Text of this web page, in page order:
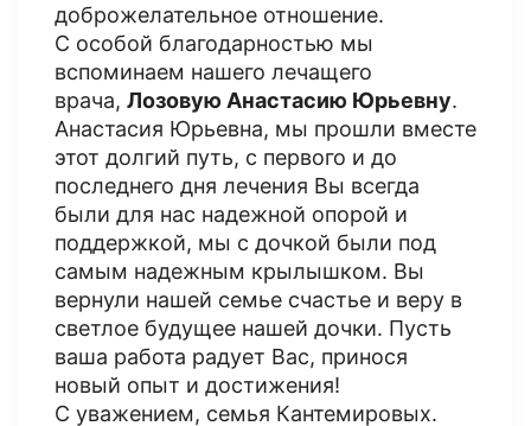
доброжелательное отношение.
С особой благодарностью мы
вспоминаем нашего лечащего
врача, Лозовую Анастасию Юрьевну.
Анастасия Юрьевна, мы прошли вместе
этот долгий путь, с первого и до
последнего дня лечения Вы всегда
были для нас надежной опорой и
поддержкой, мы с дочкой были под
самым надежным крылышком. Вы
вернули нашей семье счастье и веру в
светлое будущее нашей дочки. Пусть
ваша работа радует Вас, принося
новый опыт и достижения!
С уважением, семья Кантемировых.